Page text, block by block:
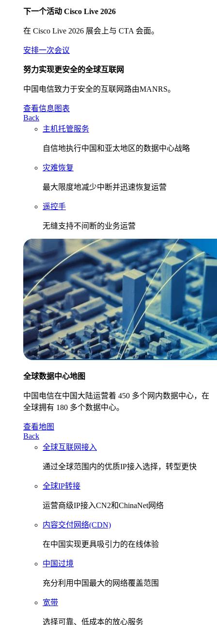
下一个活动 Cisco Live 2026
在 Cisco Live 2026 展会上与 CTA 会面。
安排一次会议
努力实现更安全的全球互联网
中国电信致力于安全的互联网路由MANRS。
查看信息图表
Back
主机托管服务
自信地执行中国和亚太地区的数据中心战略
灾难恢复
最大限度地减少中断并迅速恢复运营
遥控手
无缝支持不间断的业务运营
全球数据中心地图
中国电信在中国大陆运营着 450 多个网内数据中心，在
全球拥有 180 多个数据中心。
查看地图
Back
全球互联网接入
通过全球范围内的优质IP接入选择，转型更快
全球IP转接
运营商级IP接入CN2和ChinaNet网络
内容交付网络(CDN)
在中国实现更具吸引力的在线体验
中国过境
充分利用中国最大的网络覆盖范围
宽带
选择可靠、低成本的放心服务